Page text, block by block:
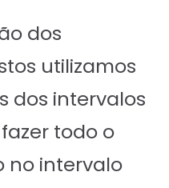
dos
utilizamos
dos intervalos
todo o
no intervalo